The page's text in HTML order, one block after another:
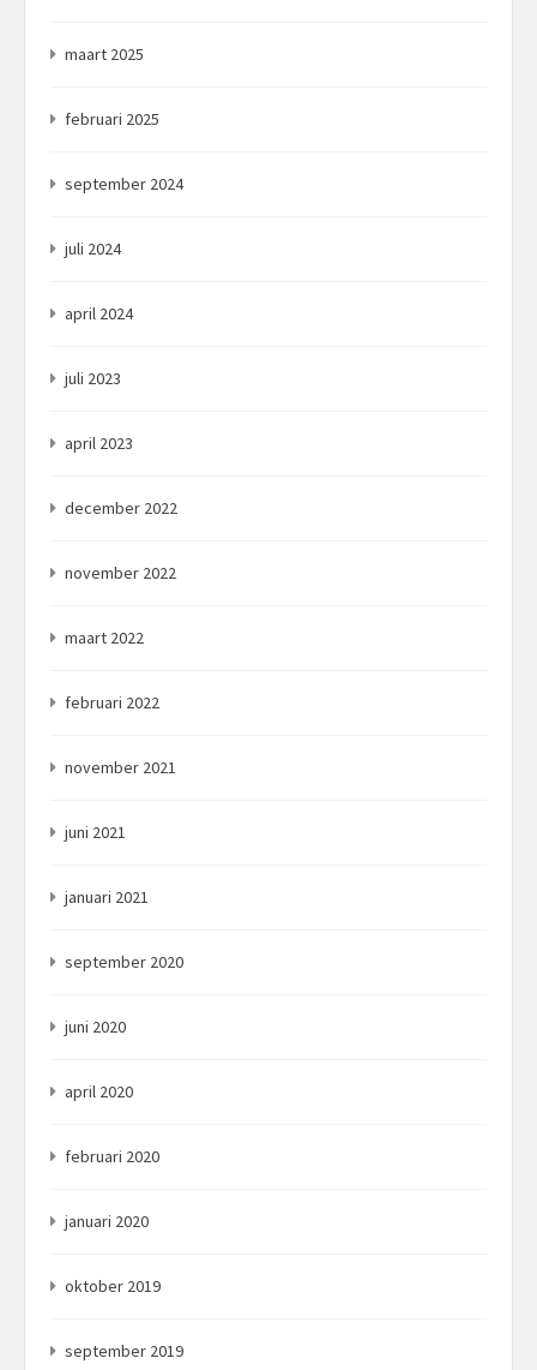
maart 2025
februari 2025
september 2024
juli 2024
april 2024
juli 2023
april 2023
december 2022
november 2022
maart 2022
februari 2022
november 2021
juni 2021
januari 2021
september 2020
juni 2020
april 2020
februari 2020
januari 2020
oktober 2019
september 2019